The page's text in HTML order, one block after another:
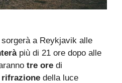
sorgerà a Reykjavik alle
più di 21 ore dopo alle
tre ore di
rifrazione della luce